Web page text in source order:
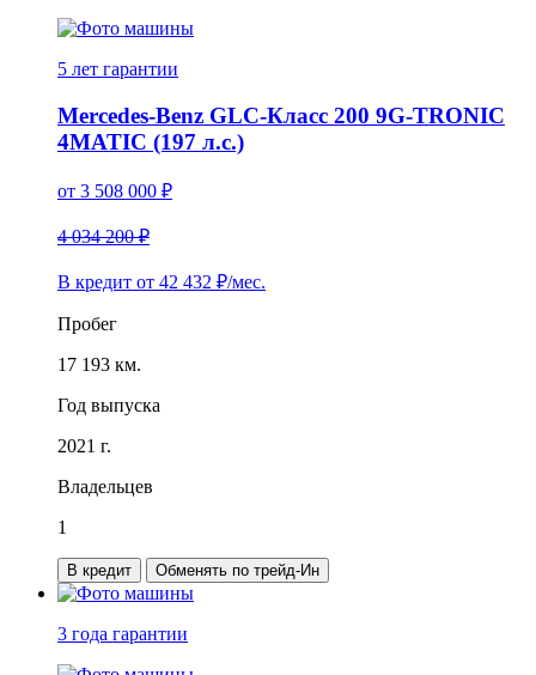
5 лет гарантии
Mercedes-Benz GLC-Класс 200 9G-TRONIC
4MATIC (197 л.с.)
от 3 508 000 ₽
4 034 200 ₽
В кредит от 42 432 ₽/мес.
Пробег
17 193 км.
Год выпуска
2021 г.
Владельцев
1
В кредит Обменять по трейд-Ин
3 года гарантии